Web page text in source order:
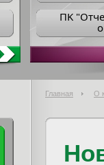
ПK
Главная О